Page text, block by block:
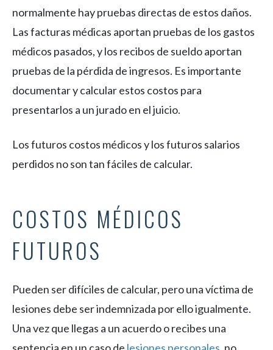
normalmente hay pruebas directas de estos daños.
Las facturas médicas aportan pruebas de los gastos
médicos pasados, y los recibos de sueldo aportan
pruebas de la pérdida de ingresos. Es importante
documentar y calcular estos costos para
presentarlos a un jurado en el juicio.
Los futuros costos médicos y los futuros salarios
perdidos no son tan fáciles de calcular.
COSTOS MÉDICOS
FUTUROS
Pueden ser difíciles de calcular, pero una víctima de
lesiones debe ser indemnizada por ello igualmente.
Una vez que llegas a un acuerdo o recibes una